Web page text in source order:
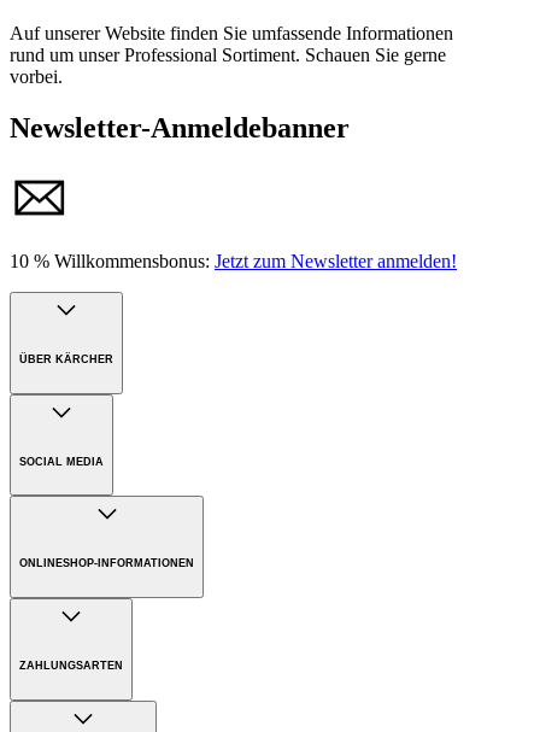
Auf unserer Website finden Sie umfassende Informationen
rund um unser Professional Sortiment. Schauen Sie gerne
vorbei.
Newsletter-Anmeldebanner
10 % Willkommensbonus: Jetzt zum Newsletter anmelden!
ÜBER KÄRCHER
Unternehmen
Nachhaltigkeit
SOCIAL MEDIA
ONLINESHOP-INFORMATIONEN
Versandkosten
Bezahlung
Gewährleistung
ZAHLUNGSARTEN